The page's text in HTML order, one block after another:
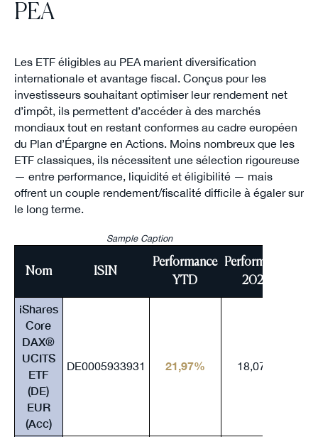
PEA
Les ETF éligibles au PEA marient diversification
internationale et avantage fiscal. Conçus pour les
investisseurs souhaitant optimiser leur rendement net
d’impôt, ils permettent d’accéder à des marchés
mondiaux tout en restant conformes au cadre européen
du Plan d’Épargne en Actions. Moins nombreux que les
ETF classiques, ils nécessitent une sélection rigoureuse
— entre performance, liquidité et éligibilité — mais
offrent un couple rendement/fiscalité difficile à égaler sur
le long terme.
Nom ISIN
Performance
YTD
Performance
2024
iShares
Core
DAX®
UCITS
ETF
(DE)
EUR
(Acc)
DE0005933931 21,97% 18,07%
Sample Caption